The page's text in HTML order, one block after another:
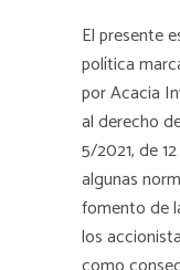
El presente
política
por Acacia
al derecho
5/2021, de
algunas
fomento de
los